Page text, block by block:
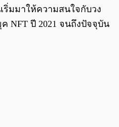
ริ่มมาให้ความสนใจกับวง
NFT ปี 2021 จนถึงปัจจุบัน